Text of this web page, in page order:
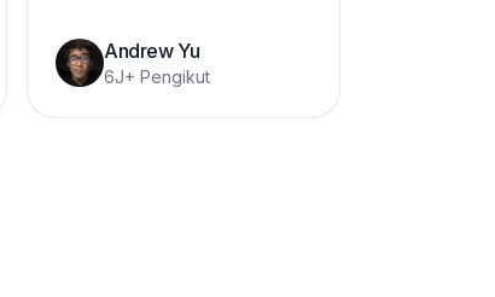
Andrew Yu
6J+ Pengikut